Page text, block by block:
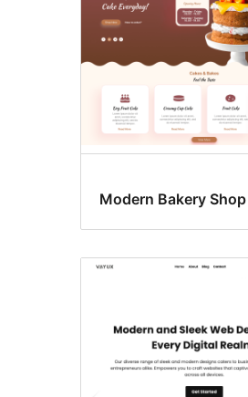
Modern Bakery Shop